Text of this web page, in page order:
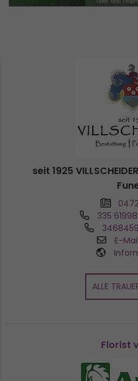
seit 1925
335
E-
ALLE
Florist